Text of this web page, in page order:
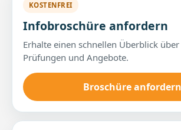
KOSTENFREI
Infobroschüre anfordern
Erhalte einen schnellen Überblick über
Prüfungen und Angebote.
Broschüre anfordern